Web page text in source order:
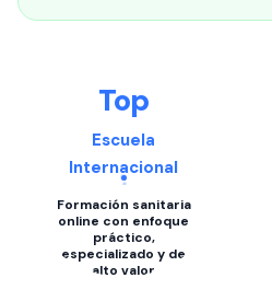
Top
Escuela
Internacional
Formación sanitaria
online con enfoque
práctico,
especializado y de
alto valor